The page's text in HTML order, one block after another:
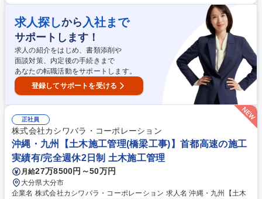
などのモノづくりの基礎に関わる業務から携わっていただきます。 【未経
験でも安心の育成・研修制度】 未経験から2～3年でエンジニアとして独
り立ち！中途未経験入社多数。未経験案件に特化してきたからこそ、顧客
協力での育成基盤やエンジニアとして踏み出せる環境があります。 募集職
種 00A北15【東北】オープンポジション/キャリアアップ/年休123日/無期
雇用派遣
求人探しから 入社まで
サポートします！
求人の紹介をはじめ、書類添削や
面談対策、内定後の手続きまで
あなたの転職活動をサポートします。
登録してサポートを受ける
正社員
株式会社カシワバラ・コーポレーション
沖縄・九州【土木施工管理(橋梁工事)】首都高速の施工
実績有/完全週休2日制 土木施工管理
月給27万8500円～50万円
大分県大分市
企業名 株式会社カシワバラ・コーポレーション 求人名 沖縄・九州【土木